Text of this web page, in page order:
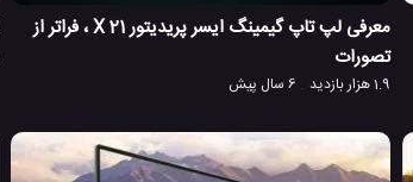
معرفی لپ تاپ گیمینگ ایسر پریدیتور 21 X ، فراتر از
تصورات
1.9 هزار بازدید 6 سال پیش